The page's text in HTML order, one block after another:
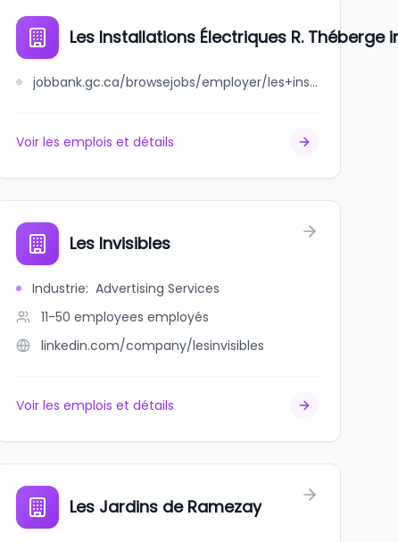
Les Installations Électriques R. Théberge
jobbank.gc.ca/browsejobs/employer/les+installations+%C3%A9lectriques+r.+th%C3%A9berge+inc./ca
Voir les emplois et détails
Les Invisibles
Industrie: Advertising Services
11-50 employees employés
linkedin.com/company/lesinvisibles
Voir les emplois et détails
Les Jardins de Ramezay